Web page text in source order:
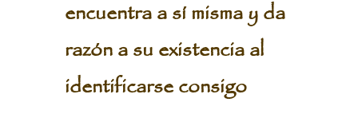
encuentra a sí misma y da
razón a su existencia al
identificarse consigo